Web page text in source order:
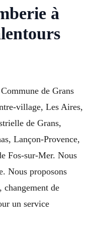
à
de Grans
village, Les Aires,
de Grans,
Lançon-Provence,
Fos-sur-Mer. Nous
Nous proposons
changement de
un service